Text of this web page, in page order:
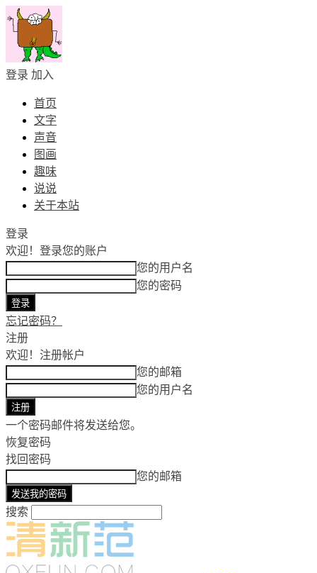
登录 加入
首页
文字
声音
图画
趣味
说说
关于本站
登录
欢迎！ 登录您的账户
您的用户名
您的密码
忘记密码？
注册
欢迎！ 注册帐户
您的邮箱
您的用户名
一个密码邮件将发送给您。
恢复密码
找回密码
您的邮箱
搜索